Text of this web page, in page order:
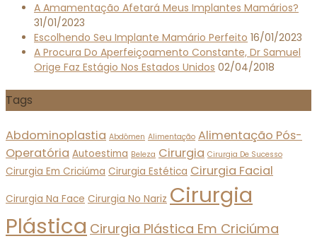
A Amamentação Afetará Meus Implantes Mamários?
31/01/2023
Escolhendo Seu Implante Mamário Perfeito 16/01/2023
A Procura Do Aperfeiçoamento Constante, Dr Samuel
Orige Faz Estágio Nos Estados Unidos 02/04/2018
Tags
Abdominoplastia Abdômen Alimentação Alimentação Pós-
Operatória Autoestima Beleza Cirurgia Cirurgia De Sucesso
Cirurgia Em Criciúma Cirurgia Estética Cirurgia Facial
Cirurgia Na Face Cirurgia No Nariz Cirurgia
Plástica Cirurgia Plástica Em Criciúma